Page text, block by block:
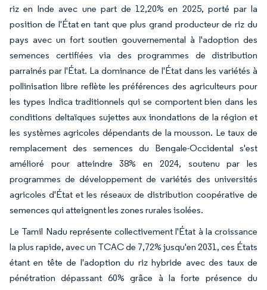
riz en Inde avec une part de 12,20% en 2025, porté par la
position de l'État en tant que plus grand producteur de riz du
pays avec un fort soutien gouvernemental à l'adoption des
semences certifiées via des programmes de distribution
parrainés par l'État. La dominance de l'État dans les variétés à
pollinisation libre reflète les préférences des agriculteurs pour
les types Indica traditionnels qui se comportent bien dans les
conditions deltaïques sujettes aux inondations de la région et
les systèmes agricoles dépendants de la mousson. Le taux de
remplacement des semences du Bengale-Occidental s'est
amélioré pour atteindre 38% en 2024, soutenu par les
programmes de développement de variétés des universités
agricoles d'État et les réseaux de distribution coopérative de
semences qui atteignent les zones rurales isolées.
Le Tamil Nadu représente collectivement l'État à la croissance
la plus rapide, avec un TCAC de 7,72% jusqu'en 2031, ces États
étant en tête de l'adoption du riz hybride avec des taux de
pénétration dépassant 60% grâce à la forte présence du